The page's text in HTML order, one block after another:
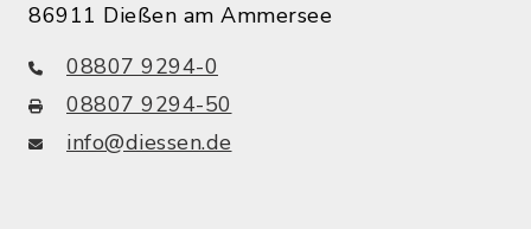
86911 Dießen am Ammersee
08807 9294-0
08807 9294-50
info@diessen.de